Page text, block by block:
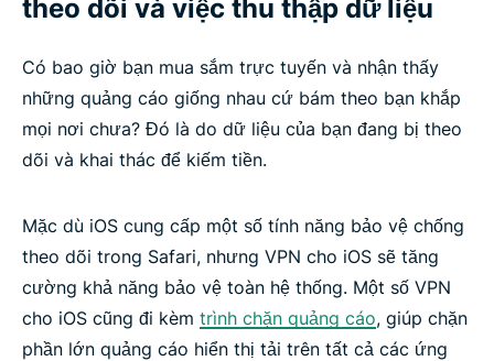
theo dõi và việc thu thập dữ liệu
Có bao giờ bạn mua sắm trực tuyến và nhận thấy
những quảng cáo giống nhau cứ bám theo bạn khắp
mọi nơi chưa? Đó là do dữ liệu của bạn đang bị theo
dõi và khai thác để kiếm tiền.
Mặc dù iOS cung cấp một số tính năng bảo vệ chống
theo dõi trong Safari, nhưng VPN cho iOS sẽ tăng
cường khả năng bảo vệ toàn hệ thống. Một số VPN
cho iOS cũng đi kèm trình chặn quảng cáo, giúp chặn
phần lớn quảng cáo hiển thị tải trên tất cả các ứng